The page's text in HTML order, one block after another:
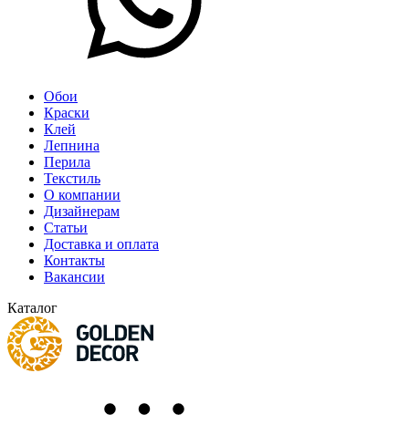
Обои
Краски
Клей
Лепнина
Перила
Текстиль
О компании
Дизайнерам
Статьи
Доставка и оплата
Контакты
Вакансии
Каталог